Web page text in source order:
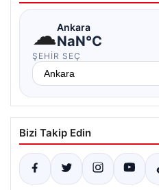
☁Ankara
NaN°C
ŞEHIR SEÇ
Bizi Takip Edin